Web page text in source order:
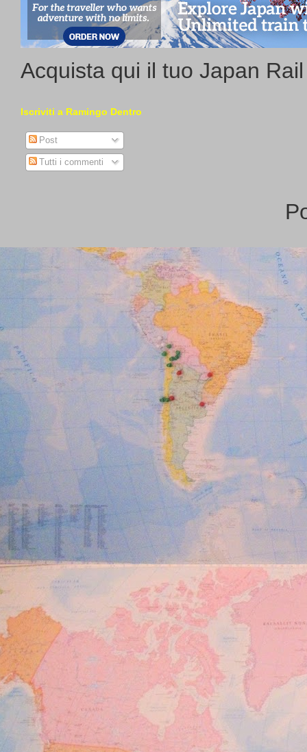
Acquista qui il tuo Japan
Iscriviti a Ramingo Dentro
Post
Tutti i commenti